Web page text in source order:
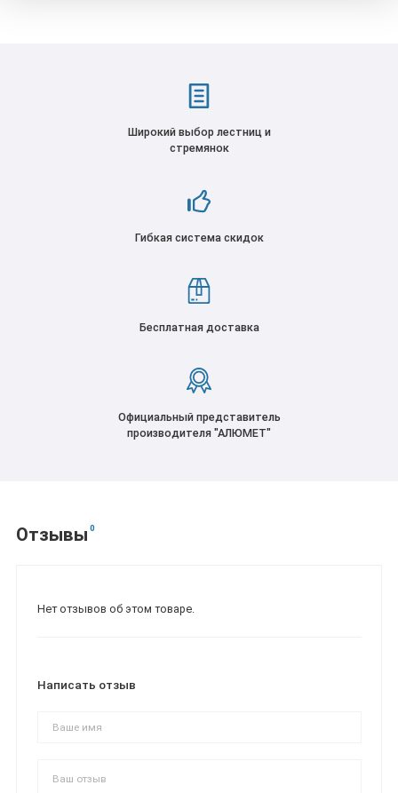
Широкий выбор лестниц и
стремянок
Гибкая система скидок
Бесплатная доставка
Официальный представитель
производителя "АЛЮМЕТ"
Отзывы 0
Нет отзывов об этом товаре.
Написать отзыв